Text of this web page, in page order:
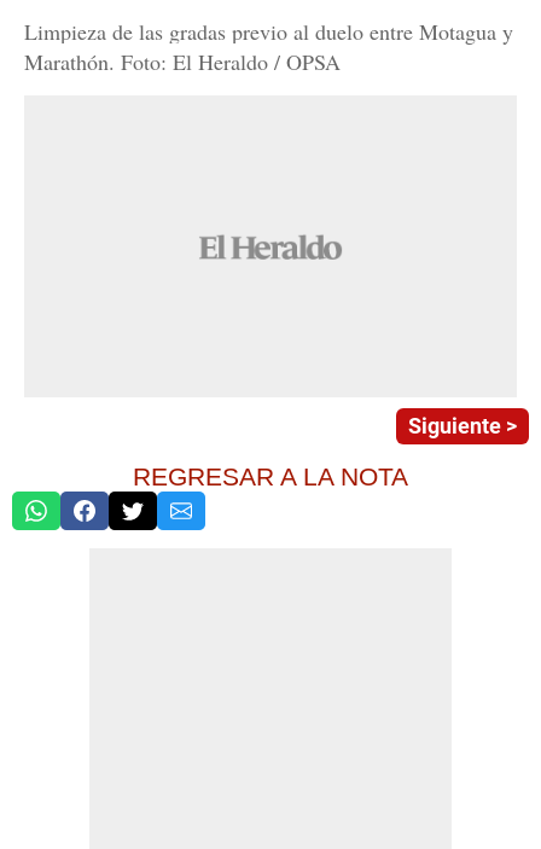
Limpieza de las gradas previo al duelo entre Motagua y
Marathón. Foto: El Heraldo / OPSA
Siguiente >
REGRESAR A LA NOTA